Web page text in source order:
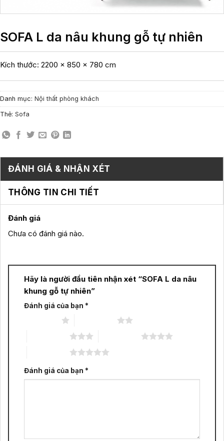
SOFA L da nâu khung gỗ tự nhiên
Kích thước: 2200 × 850 × 780 cm
Danh mục: Nội thất phòng khách
Thẻ: Sofa
ĐÁNH GIÁ & NHẬN XÉT
THÔNG TIN CHI TIẾT
Đánh giá
Chưa có đánh giá nào.
Hãy là người đầu tiên nhận xét “SOFA L da nâu
khung gỗ tự nhiên”
Đánh giá của bạn *
Đánh giá của bạn *